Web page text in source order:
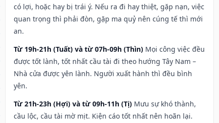
có lợi, hoặc hay bị trái ý. Nếu ra đi hay thiệt, gặp nạn, việc
quan trọng thì phải đòn, gặp ma quỷ nên cúng tế thì mới
an.
Từ 19h-21h (Tuất) và từ 07h-09h (Thìn) Mọi công việc đều
được tốt lành, tốt nhất cầu tài đi theo hướng Tây Nam –
Nhà cửa được yên lành. Người xuất hành thì đều bình
yên.
Từ 21h-23h (Hợi) và từ 09h-11h (Tị) Mưu sự khó thành,
cầu lộc, cầu tài mờ mịt. Kiện cáo tốt nhất nên hoãn lại.